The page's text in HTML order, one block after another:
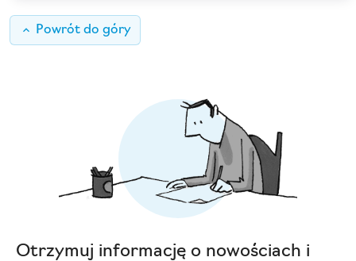
keyboard_arrow_up Powrót do góry
Otrzymuj informację o nowościach i